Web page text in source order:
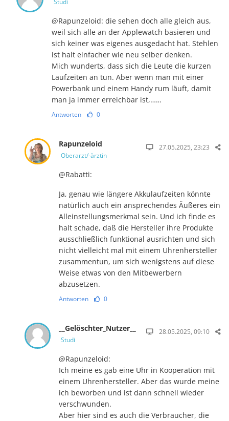
Studi
@Rapunzeloid: die sehen doch alle gleich aus,
weil sich alle an der Applewatch basieren und
sich keiner was eigenes ausgedacht hat. Stehlen
ist halt einfacher wie neu selber denken.
Mich wunderts, dass sich die Leute die kurzen
Laufzeiten an tun. Aber wenn man mit einer
Powerbank und einem Handy rum läuft, damit
man ja immer erreichbar ist,……
Antworten 0
Rapunzeloid
Oberarzt/-ärztin
27.05.2025, 23:23
@Rabatti:
Ja, genau wie längere Akkulaufzeiten könnte
natürlich auch ein ansprechendes Äußeres ein
Alleinstellungsmerkmal sein. Und ich finde es
halt schade, daß die Hersteller ihre Produkte
ausschließlich funktional ausrichten und sich
nicht vielleicht mal mit einem Uhrenhersteller
zusammentun, um sich wenigstens auf diese
Weise etwas von den Mitbewerbern
abzusetzen.
Antworten 0
__Gelöschter_Nutzer__
Studi
28.05.2025, 09:10
@Rapunzeloid:
Ich meine es gab eine Uhr in Kooperation mit
einem Uhrenhersteller. Aber das wurde meine
ich beworben und ist dann schnell wieder
verschwunden.
Aber hier sind es auch die Verbraucher, die